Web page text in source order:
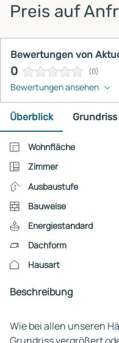
Preis auf
Bewertungen von
0 (0)
Bewertungen ansehen
Überblick Grundriss
Wohnfläche
Zimmer
Ausbaustufe
Bauweise
Energiestandard
Dachform
Hausart
Beschreibung
Wie bei allen unseren